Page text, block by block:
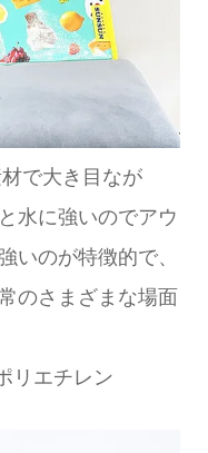
で大き目なが
水に強いのでアウ
いのが特徴的で、
のさまざまな場面
エチレン